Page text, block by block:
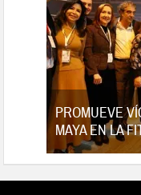
PROMUEVE
MAYA EN LA